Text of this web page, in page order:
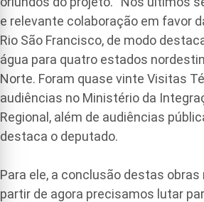
e relevante colaboração em favor
Rio São Francisco, de modo
água para quatro estados
Norte. Foram quase vinte Visitas
audiências no Ministério da
Regional, além de audiências
destaca o deputado.
Para ele, a conclusão destas obras
partir de agora precisamos lutar